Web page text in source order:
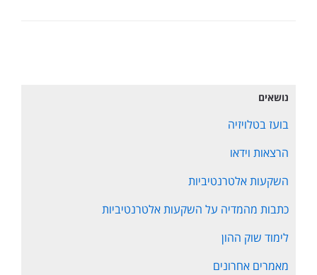
נושאים
בועז בטלויזיה
הרצאות וידאו
השקעות אלטרנטיביות
כתבות מהמדיה על השקעות אלטרנטיביות
לימוד שוק ההון
מאמרים אחרונים